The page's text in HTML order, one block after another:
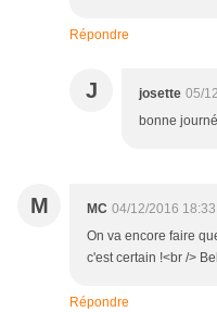
Répondre
J josette 05/
bonne
M MC 04/12/2016 18:33
On va encore faire
c'est certain !<br />
Répondre